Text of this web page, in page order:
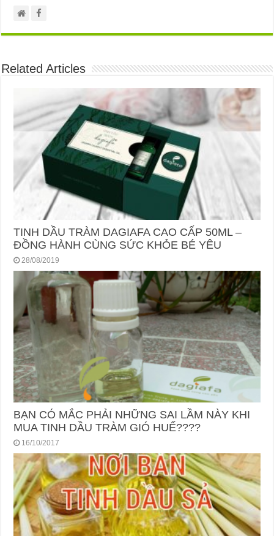
Related Articles
TINH DẦU TRÀM DAGIAFA CAO CẤP 50ML –
ĐỒNG HÀNH CÙNG SỨC KHỎE BÉ YÊU
28/08/2019
BẠN CÓ MẮC PHẢI NHỮNG SAI LẦM NÀY KHI
MUA TINH DẦU TRÀM GIÓ HUẾ????
16/10/2017